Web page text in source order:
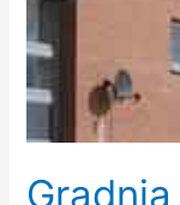
Hrvatskoj